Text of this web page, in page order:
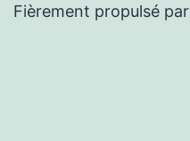
Fièrement propulsé par